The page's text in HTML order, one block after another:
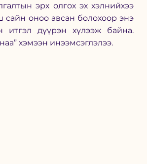
эрх олгох эх хэлнийхээ
сайн оноо авсан болохоор энэ
итгэл дүүрэн хүлээж байна.
хэмээн инээмсэглэлээ.